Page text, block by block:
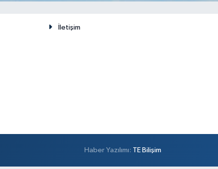
İletişim
Haber Yazılımı: TE Bilişim